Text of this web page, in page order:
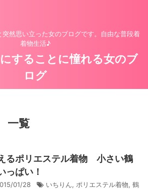
然思い立った女のブログです。自由な普段着
着物生活♪
することに憧れる女のブ
ログ
一覧
るポリエステル着物 小さい鶴
っぱい！
01/28 いちりん, ポリエステル着物, 鶴